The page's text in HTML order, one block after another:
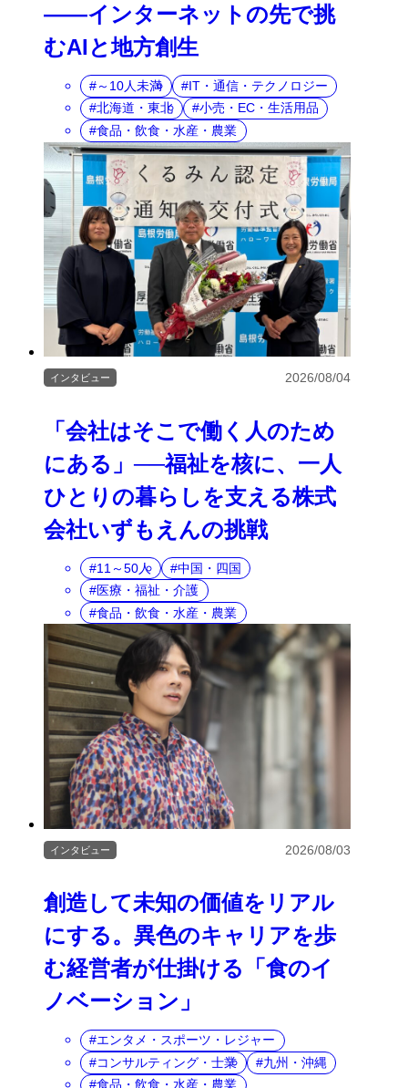
――インターネットの先で挑
むAIと地方創生
～10人未満
IT・通信・テクノロジー
北海道・東北
小売・EC・生活用品
食品・飲食・水産・農業
「会社はそこで働く人のため
にある」──福祉を核に、一人
ひとりの暮らしを支える株式
会社いずもえんの挑戦
インタビュー 2026/08/04
11～50人
中国・四国
医療・福祉・介護
食品・飲食・水産・農業
創造して未知の価値をリアル
にする。異色のキャリアを歩
む経営者が仕掛ける「食のイ
ノベーション」
インタビュー 2026/08/03
エンタメ・スポーツ・レジャー
コンサルティング・士業
九州・沖縄
食品・飲食・水産・農業